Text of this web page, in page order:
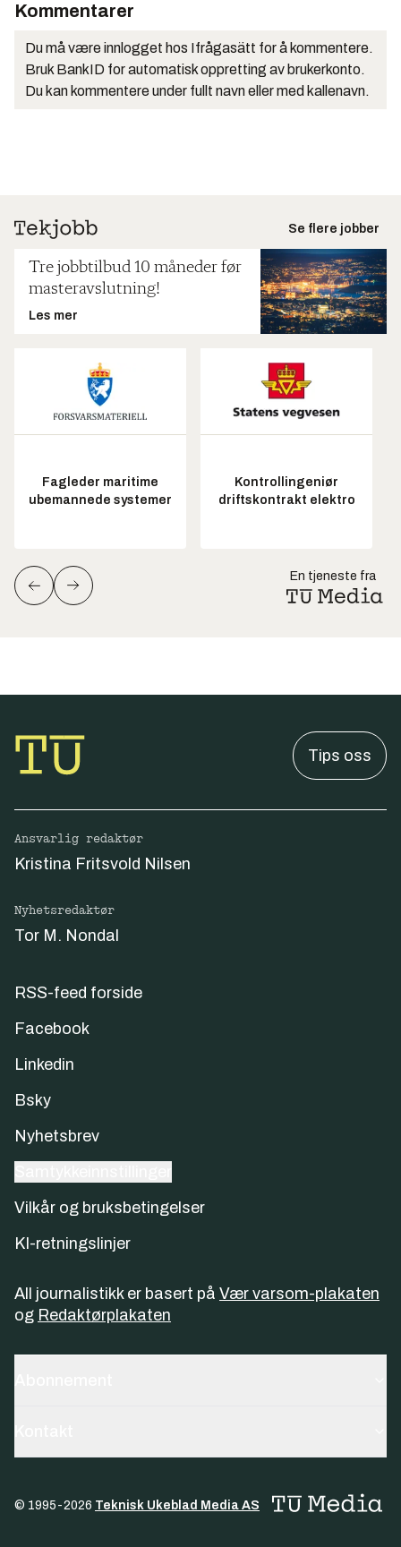
Kommentarer
Du må være innlogget hos Ifrågasätt for å kommentere.
Bruk BankID for automatisk oppretting av brukerkonto.
Du kan kommentere under fullt navn eller med kallenavn.
Se flere jobber
Tre jobbtilbud 10 måneder før
masteravslutning!
Les mer
Fagleder maritime
ubemannede systemer
Kontrollingeniør
driftskontrakt elektro
En tjeneste fra
Tips oss
Ansvarlig redaktør
Kristina Fritsvold Nilsen
Nyhetsredaktør
Tor M. Nondal
RSS-feed forside
Facebook
Linkedin
Bsky
Nyhetsbrev
Vilkår og bruksbetingelser
KI-retningslinjer
All journalistikk er basert på Vær varsom-plakaten
og Redaktørplakaten
© 1995-2026 Teknisk Ukeblad Media AS